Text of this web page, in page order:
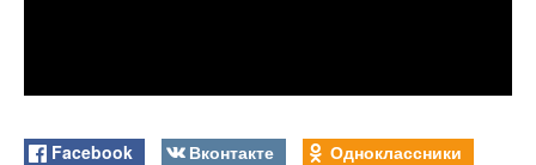
Facebook Вконтакте Одноклассники